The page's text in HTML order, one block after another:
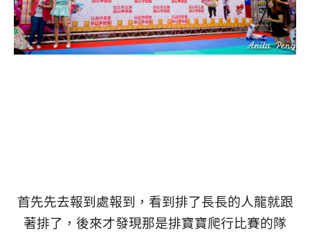
首先先去報到處報到，看到排了長長的人龍就跟
著排了，後來才發現那是排寶寶爬行比賽的隊